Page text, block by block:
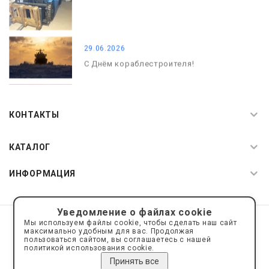
29.06.2026
С Днём кораблестроителя!
КОНТАКТЫ
КАТАЛОГ
ИНФОРМАЦИЯ
© 2019—2026 Интернет пространство АкваРос
sale@a-ros.ru
Политика конфиденциальности
Политика обработки персональных данных
Уведомление о файлах cookie
Мы используем файлы cookie, чтобы сделать наш сайт
максимально удобным для вас. Продолжая
пользоваться сайтом, вы соглашаетесь с нашей
политикой использования cookie.
Принять все